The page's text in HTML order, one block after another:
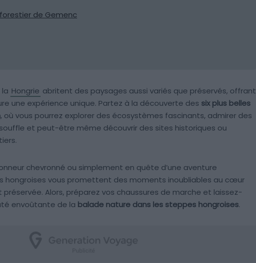
de Gemenc
Hongrie abritent des paysages aussi variés que préservés, offrant
une expérience unique. Partez à la découverte des six plus belles
, où vous pourrez explorer des écosystèmes fascinants, admirer des
et peut-être même découvrir des sites historiques ou
chevronné ou simplement en quête d’une aventure
hongroises vous promettent des moments inoubliables au cœur
préservée. Alors, préparez vos chaussures de marche et laissez-
envoûtante de la balade nature dans les steppes hongroises.